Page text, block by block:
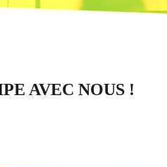
AVEC NOUS !